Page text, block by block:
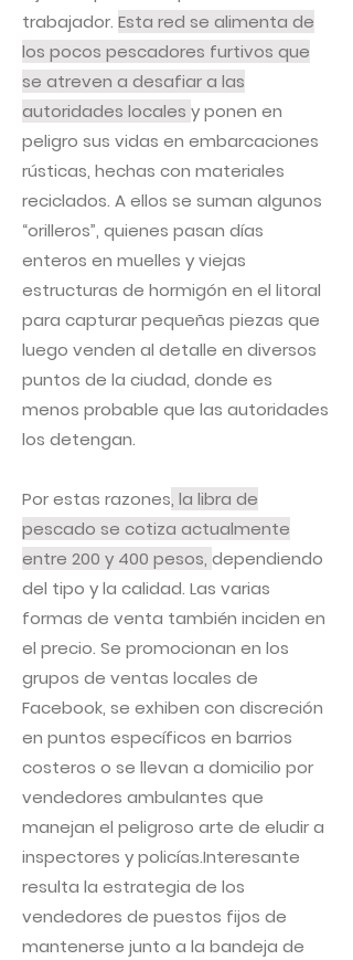
trabajador. Esta red se alimenta de
los pocos pescadores furtivos que
se atreven a desafiar a las
autoridades locales y ponen en
peligro sus vidas en embarcaciones
rústicas, hechas con materiales
reciclados. A ellos se suman algunos
“orilleros”, quienes pasan días
enteros en muelles y viejas
estructuras de hormigón en el litoral
para capturar pequeñas piezas que
luego venden al detalle en diversos
puntos de la ciudad, donde es
menos probable que las autoridades
los detengan.
Por estas razones, la libra de
pescado se cotiza actualmente
entre 200 y 400 pesos, dependiendo
del tipo y la calidad. Las varias
formas de venta también inciden en
el precio. Se promocionan en los
grupos de ventas locales de
Facebook, se exhiben con discreción
en puntos específicos en barrios
costeros o se llevan a domicilio por
vendedores ambulantes que
manejan el peligroso arte de eludir a
inspectores y policías.Interesante
resulta la estrategia de los
vendedores de puestos fijos de
mantenerse junto a la bandeja de